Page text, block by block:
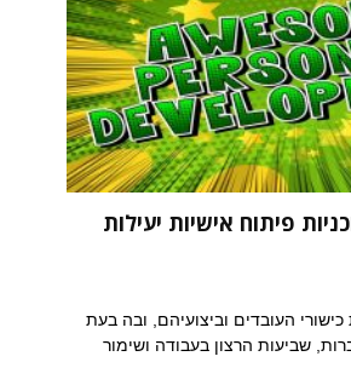
פיתוח אישיות יעילות
העובדים וביצועיהם, ובה בעת
שביעות הרצון בעבודה ושימור